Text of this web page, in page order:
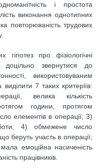
і простота
виконання однотипних
повторюваність трудових
гіпотез про фізіологічні
доцільно звернутися до
використовуваним
7 таких критеріїв:
велика кількість
години, протягом
елементів в операції; 3)
4) обмежене число
беруть участь в операції;
емоційна насиченість
працівників.